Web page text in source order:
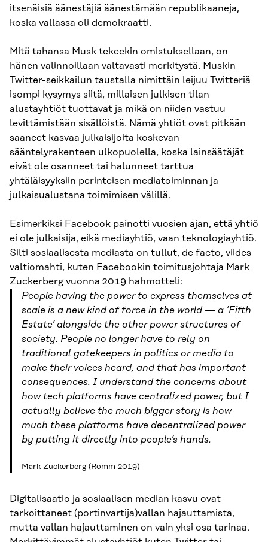
itsenäisiä äänestäjiä äänestämään republikaaneja,
koska vallassa oli demokraatti.
Mitä tahansa Musk tekeekin omistuksellaan, on
hänen valinnoillaan valtavasti merkitystä. Muskin
Twitter-seikkailun taustalla nimittäin leijuu Twitteriä
isompi kysymys siitä, millaisen julkisen tilan
alustayhtiöt tuottavat ja mikä on niiden vastuu
levittämistään sisällöistä. Nämä yhtiöt ovat pitkään
saaneet kasvaa julkaisijoita koskevan
sääntelyrakenteen ulkopuolella, koska lainsäätäjät
eivät ole osanneet tai halunneet tarttua
yhtäläisyyksiin perinteisen mediatoiminnan ja
julkaisualustana toimimisen välillä.
Esimerkiksi Facebook painotti vuosien ajan, että yhtiö
ei ole julkaisija, eikä mediayhtiö, vaan teknologiayhtiö.
Silti sosiaalisesta mediasta on tullut, de facto, viides
valtiomahti, kuten Facebookin toimitusjohtaja Mark
Zuckerberg vuonna 2019 hahmotteli:
People having the power to express themselves at
scale is a new kind of force in the world — a ’Fifth
Estate’ alongside the other power structures of
society. People no longer have to rely on
traditional gatekeepers in politics or media to
make their voices heard, and that has important
consequences. I understand the concerns about
how tech platforms have centralized power, but I
actually believe the much bigger story is how
much these platforms have decentralized power
by putting it directly into people’s hands.
Mark Zuckerberg (Romm 2019)
Digitalisaatio ja sosiaalisen median kasvu ovat
tarkoittaneet (portinvartija)vallan hajauttamista,
mutta vallan hajauttaminen on vain yksi osa tarinaa.